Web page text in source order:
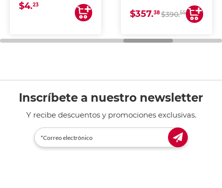
uniforme, ideal para
impresoras de inyección
de tinta y láser,
general de oficina.
$4.23
COPIA Y ESCANEA)
$357.38$390.55
Inscríbete a nuestro newsletter
Y recibe descuentos y promociones exclusivas.